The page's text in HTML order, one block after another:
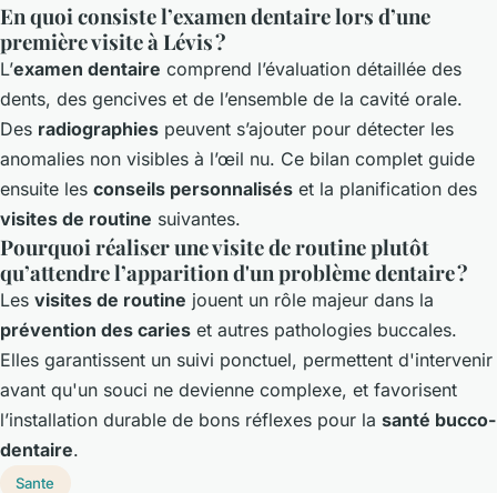
En quoi consiste l’examen dentaire lors d’une
première visite à Lévis ?
L’examen dentaire comprend l’évaluation détaillée des
dents, des gencives et de l’ensemble de la cavité orale.
Des radiographies peuvent s’ajouter pour détecter les
anomalies non visibles à l’œil nu. Ce bilan complet guide
ensuite les conseils personnalisés et la planification des
visites de routine suivantes.
Pourquoi réaliser une visite de routine plutôt
qu’attendre l’apparition d'un problème dentaire ?
Les visites de routine jouent un rôle majeur dans la
prévention des caries et autres pathologies buccales.
Elles garantissent un suivi ponctuel, permettent d'intervenir
avant qu'un souci ne devienne complexe, et favorisent
l’installation durable de bons réflexes pour la santé bucco-
dentaire.
Sante